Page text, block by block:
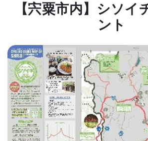
まるはり×みたい お問合わせ イベ
プライバシーポリシー
FAQ
【宍粟市内】シソイ
ント